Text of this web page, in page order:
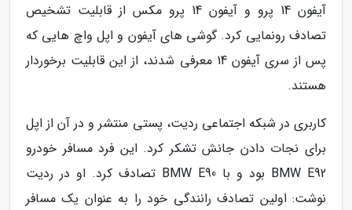
آیفون 14 پرو و آیفون 14 پرو مکس از قابلیت تشخیص
تصادف رونمایی کرد. گوشی های آیفون و اپل واچ هایی که
پس از سری آیفون 14 معرفی شدند، از این قابلیت برخوردار
هستند.
کاربری در شبکه اجتماعی ردیت، پستی منتشر و در آن از اپل
برای نجات دادن جانش تشکر کرد. این فرد مسافر خودرو
BMW E92 بود و با BMW E90 تصادف کرد. او در ردیت
نوشت: اولین تصادف رانندگی خود را به عنوان یک مسافر